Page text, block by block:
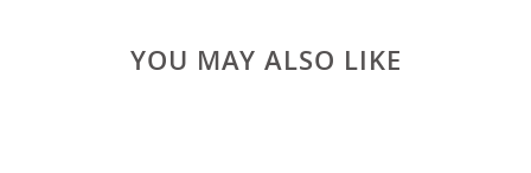
YOU MAY ALSO LIKE